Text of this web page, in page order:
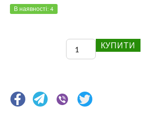
В наявності: 4
КУПИТИ